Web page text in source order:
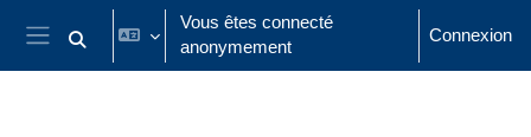
Passer au contenu principal
Panneau latéral
Activer/désactiver la saisie de recherche
Vous êtes connecté
anonymement
Connexion